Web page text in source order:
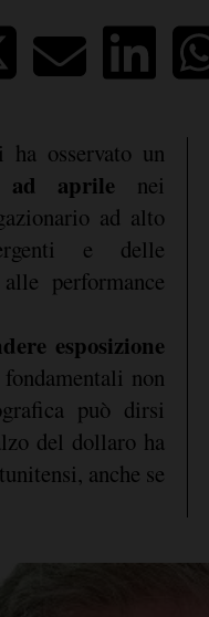
osservato un
ad aprile nei
ad alto
e delle
performance
esposizione
non
può dirsi
del dollaro ha
anche se